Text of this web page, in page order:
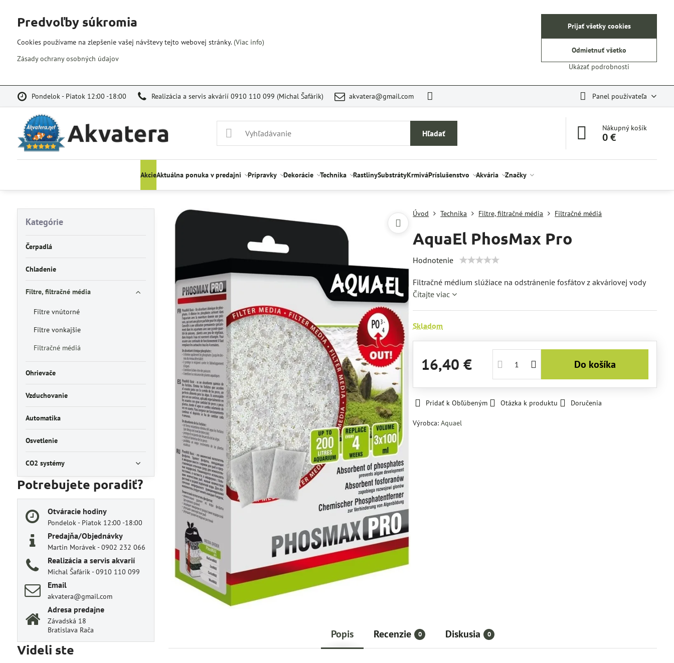
Pondelok - Piatok 12:00 -18:00 Realizácia a servis akvárií 0910 110 099 (Michal Šafárik) akvatera@gmail.com Panel používateľa
Hľadať
Nákupný košík
0 €
AkcieAktuálna ponuka v predajni Prípravky Dekorácie Technika RastlinySubstrátyKrmiváPríslušenstvo Akvária Značky
Úvod Technika Filtre, filtračné média Filtračné médiá
AquaEl PhosMax Pro
Hodnotenie
Filtračné médium slúžiace na odstránenie fosfátov z akváriovej vody
Čítajte viac
Skladom
16,40 € Do košíka
Pridať k Obľúbeným Otázka k produktu Doručenia
Výrobca:Aquael
Popis Recenzie 0 Diskusia 0
Kategórie
Čerpadlá
Chladenie
Filtre, filtračné média
Filtre vnútorné
Filtre vonkajšie
Filtračné médiá
Ohrievače
Vzduchovanie
Automatika
Osvetlenie
CO2 systémy
Potrebujete poradiť?
Otváracie hodiny
Pondelok - Piatok 12:00 -18:00
Predajňa/Objednávky
Martin Morávek - 0902 232 066
Realizácia a servis akvarií
Michal Šafárik - 0910 110 099
Email
akvatera@gmail.com
Adresa predajne
Závadská 18
Bratislava Rača
Videli ste
Predvoľby súkromia
Cookies používame na zlepšenie vašej návštevy tejto webovej stránky.(Viac info)
Zásady ochrany osobných údajov
Ukázať podrobnosti
Prijať všetky cookies
Odmietnuť všetko